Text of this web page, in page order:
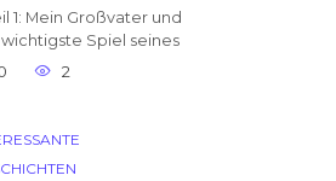
1: Mein Großvater und
wichtigste Spiel seines
2